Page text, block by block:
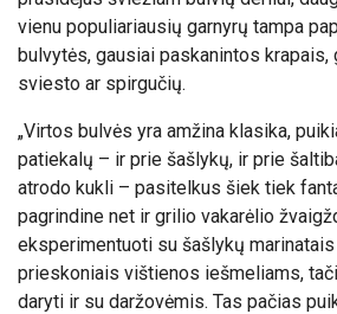
vienu populiariausių garnyrų tampa
bulvytės, gausiai paskanintos krapais,
sviesto ar spirgučių.
„Virtos bulvės yra amžina klasika,
patiekalų – ir prie šašlykų, ir prie
atrodo kukli – pasitelkus šiek tiek
pagrindine net ir grilio vakarėlio
eksperimentuoti su šašlykų
prieskoniais vištienos iešmeliams,
daryti ir su daržovėmis. Tas pačias